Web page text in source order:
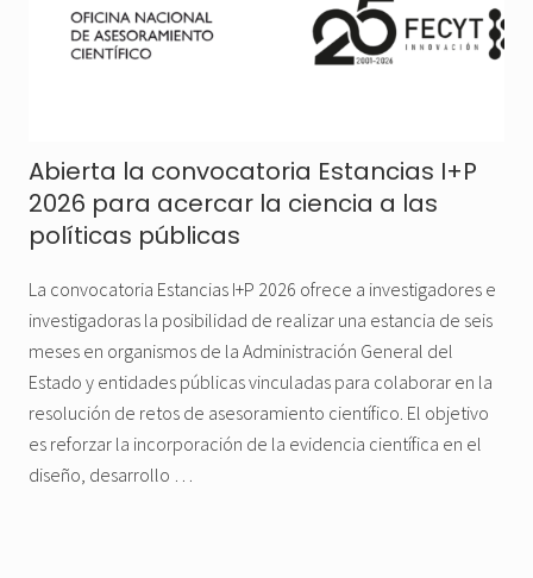
Abierta la convocatoria Estancias I+P
2026 para acercar la ciencia a las
políticas públicas
La convocatoria Estancias I+P 2026 ofrece a investigadores e
investigadoras la posibilidad de realizar una estancia de seis
meses en organismos de la Administración General del
Estado y entidades públicas vinculadas para colaborar en la
resolución de retos de asesoramiento científico. El objetivo
es reforzar la incorporación de la evidencia científica en el
diseño, desarrollo …